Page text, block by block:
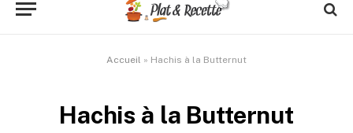
Accueil » Hachis à la Butternut
Hachis à la Butternut